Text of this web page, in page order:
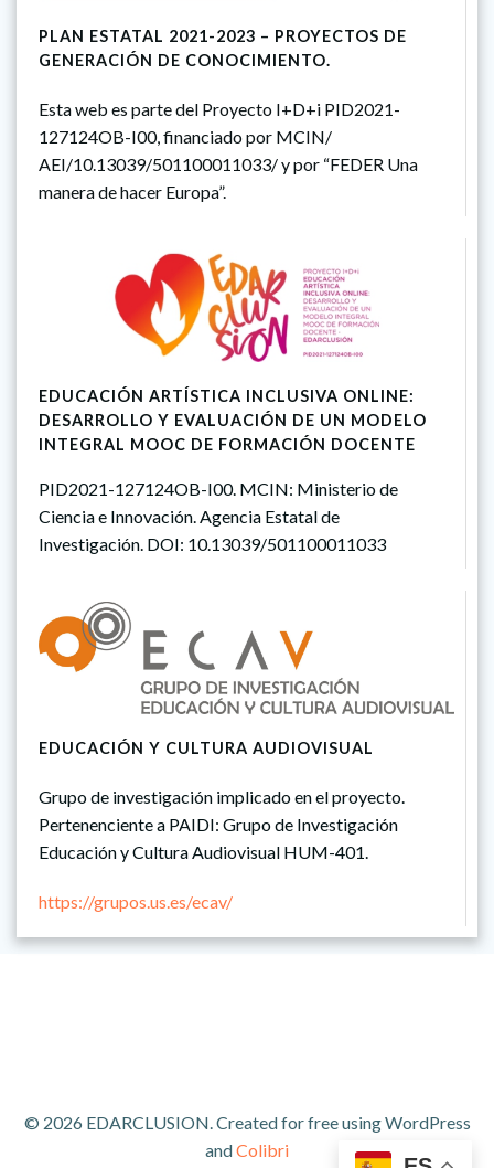
PLAN ESTATAL 2021-2023 – PROYECTOS DE
GENERACIÓN DE CONOCIMIENTO.
Esta web es parte del Proyecto I+D+i PID2021-
127124OB-I00, financiado por MCIN/
AEI/10.13039/501100011033/ y por “FEDER Una
manera de hacer Europa”.
EDUCACIÓN ARTÍSTICA INCLUSIVA ONLINE:
DESARROLLO Y EVALUACIÓN DE UN MODELO
INTEGRAL MOOC DE FORMACIÓN DOCENTE
PID2021-127124OB-I00. MCIN: Ministerio de
Ciencia e Innovación. Agencia Estatal de
Investigación. DOI: 10.13039/501100011033
EDUCACIÓN Y CULTURA AUDIOVISUAL
Grupo de investigación implicado en el proyecto.
Pertenenciente a PAIDI: Grupo de Investigación
Educación y Cultura Audiovisual HUM-401.
https://grupos.us.es/ecav/
© 2026 EDARCLUSION. Created for free using WordPress
andColibri